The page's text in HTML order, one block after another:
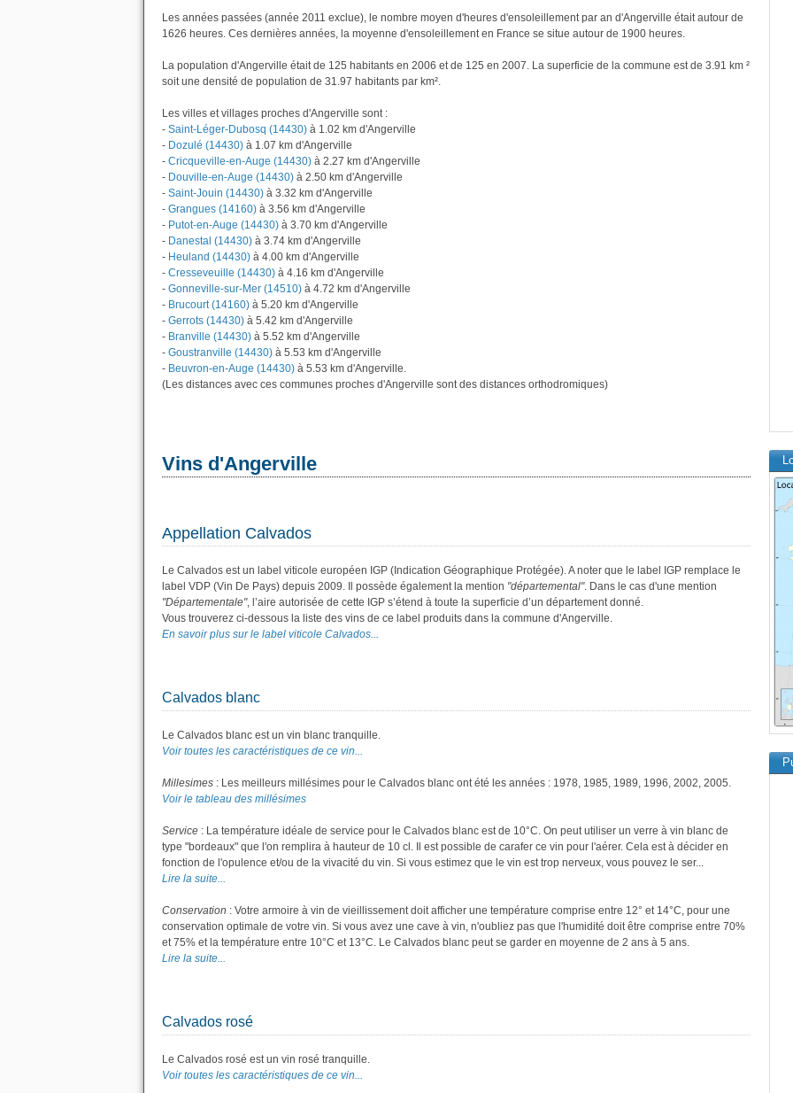
Les années passées (année 2011 exclue), le nombre moyen d'heures d'ensoleillement par an d'Angerville était autour de
1626 heures. Ces dernières années, la moyenne d'ensoleillement en France se situe autour de 1900 heures.
La population d'Angerville était de 125 habitants en 2006 et de 125 en 2007. La superficie de la commune est de 3.91 km ²
soit une densité de population de 31.97 habitants par km².
Les villes et villages proches d'Angerville sont :
- Saint-Léger-Dubosq (14430) à 1.02 km d'Angerville
- Dozulé (14430) à 1.07 km d'Angerville
- Cricqueville-en-Auge (14430) à 2.27 km d'Angerville
- Douville-en-Auge (14430) à 2.50 km d'Angerville
- Saint-Jouin (14430) à 3.32 km d'Angerville
- Grangues (14160) à 3.56 km d'Angerville
- Putot-en-Auge (14430) à 3.70 km d'Angerville
- Danestal (14430) à 3.74 km d'Angerville
- Heuland (14430) à 4.00 km d'Angerville
- Cresseveuille (14430) à 4.16 km d'Angerville
- Gonneville-sur-Mer (14510) à 4.72 km d'Angerville
- Brucourt (14160) à 5.20 km d'Angerville
- Gerrots (14430) à 5.42 km d'Angerville
- Branville (14430) à 5.52 km d'Angerville
- Goustranville (14430) à 5.53 km d'Angerville
- Beuvron-en-Auge (14430) à 5.53 km d'Angerville.
(Les distances avec ces communes proches d'Angerville sont des distances orthodromiques)
Vins d'Angerville
Appellation Calvados
Le Calvados est un label viticole européen IGP (Indication Géographique Protégée). A noter que le label IGP remplace le
label VDP (Vin De Pays) depuis 2009. Il possède également la mention "départemental". Dans le cas d'une mention
"Départementale", l’aire autorisée de cette IGP s’étend à toute la superficie d’un département donné.
Vous trouverez ci-dessous la liste des vins de ce label produits dans la commune d'Angerville.
En savoir plus sur le label viticole Calvados...
Calvados blanc
Le Calvados blanc est un vin blanc tranquille.
Voir toutes les caractéristiques de ce vin...
Millesimes : Les meilleurs millésimes pour le Calvados blanc ont été les années : 1978, 1985, 1989, 1996, 2002, 2005.
Voir le tableau des millésimes
Service : La température idéale de service pour le Calvados blanc est de 10°C. On peut utiliser un verre à vin blanc de
type "bordeaux" que l'on remplira à hauteur de 10 cl. Il est possible de carafer ce vin pour l'aérer. Cela est à décider en
fonction de l'opulence et/ou de la vivacité du vin. Si vous estimez que le vin est trop nerveux, vous pouvez le ser...
Lire la suite...
Conservation : Votre armoire à vin de vieillissement doit afficher une température comprise entre 12° et 14°C, pour une
conservation optimale de votre vin. Si vous avez une cave à vin, n'oubliez pas que l'humidité doit être comprise entre 70%
et 75% et la température entre 10°C et 13°C. Le Calvados blanc peut se garder en moyenne de 2 ans à 5 ans.
Lire la suite...
Calvados rosé
Le Calvados rosé est un vin rosé tranquille.
Voir toutes les caractéristiques de ce vin...